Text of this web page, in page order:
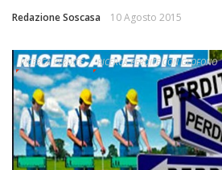
Redazione Soscasa 10 Agosto 2015
RICERCA PERDITE RICERCA PERDITE CON GEOFONO